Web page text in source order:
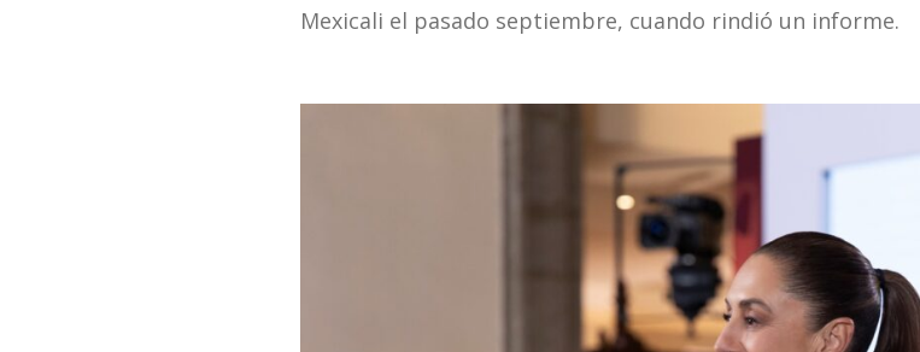
Mexicali el pasado septiembre, cuando rindió un informe.